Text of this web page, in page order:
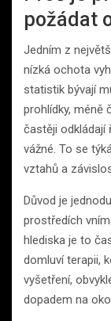
požádat
Jedním z
nízká ochota
statistik bývají
prohlídky, méně
častěji odkládají
vážné. To se
vztahů a
Důvod je
prostředích
hlediska je to
domluví terapii,
vyšetření,
dopadem na